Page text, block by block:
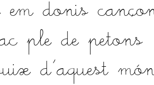
donis
ple de petons
d'aquest